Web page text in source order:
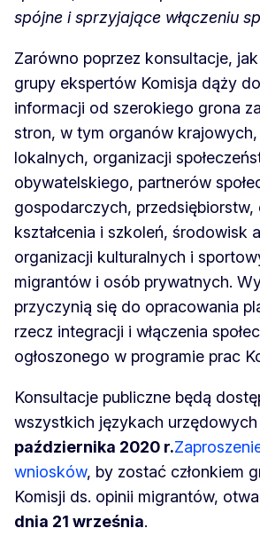
spójne i sprzyjające włączeniu
Zarówno poprzez konsultacje,
grupy ekspertów Komisja dąży
informacji od szerokiego grona
stron, w tym organów
lokalnych, organizacji
obywatelskiego, partnerów
gospodarczych,
kształcenia i szkoleń, środowisk
organizacji kulturalnych i
migrantów i osób prywatnych.
przyczynią się do opracowania
rzecz integracji i włączenia
ogłoszonego w programie prac
Konsultacje publiczne będą
wszystkich językach urzędowych
października 2020 r.
wniosków, by zostać członkiem
Komisji ds. opinii migrantów,
dnia 21 września.